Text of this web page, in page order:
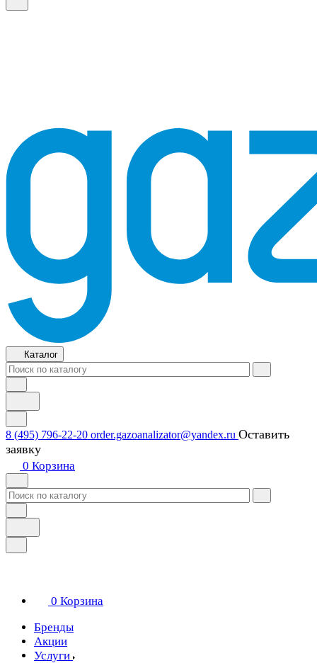
Каталог
8 (495) 796-22-20 order.gazoanalizator@yandex.ru Оставить
заявку
0 Корзина
0 Корзина
Бренды
Акции
Услуги